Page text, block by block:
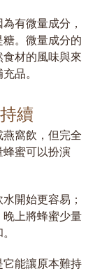
有微量成分，
。微量成分的
材的風味與來
品。
續
窩飲，但完全
蜜可以扮演
開始更容易；
上將蜂蜜少量
能讓原本難持